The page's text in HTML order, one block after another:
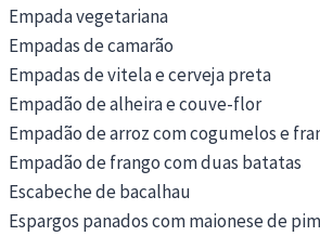
Empada vegetariana
Empadas de camarão
Empadas de vitela e cerveja preta
Empadão de alheira e couve-flor
Empadão de arroz com cogumelos e
Empadão de frango com duas batatas
Escabeche de bacalhau
Espargos panados com maionese de